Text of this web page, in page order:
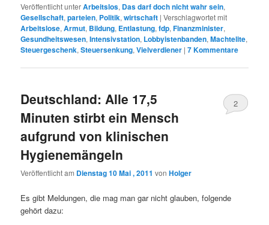
Veröffentlicht unterArbeitslos, Das darf doch nicht wahr sein,
Gesellschaft,parteien, Politik,wirtschaft |Verschlagwortet mit
Arbeitslose,Armut, Bildung, Entlastung,fdp,Finanzminister,
Gesundheitswesen,Intensivstation, Lobbyistenbanden,Machtelite,
Steuergeschenk,Steuersenkung,Vielverdiener |7Kommentare
Deutschland: Alle 17,5
Minuten stirbt ein Mensch
aufgrund von klinischen
Hygienemängeln
Veröffentlicht am Dienstag 10 Mai , 2011 vonHolger
2
Es gibt Meldungen, die mag man gar nicht glauben, folgende
gehört dazu: